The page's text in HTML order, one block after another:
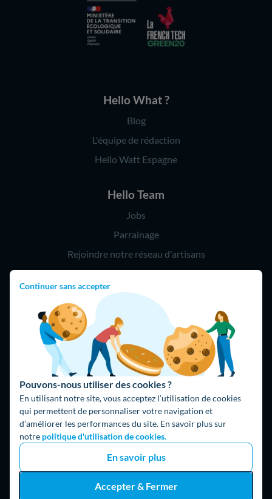
Continuer sans accepter
Pouvons-nous utiliser des cookies ?
En utilisant notre site, vous acceptez l’utilisation de cookies
qui permettent de personnaliser votre navigation et
d’améliorer les performances du site. En savoir plus sur
notre politique d'utilisation de cookies.
En savoir plus
Accepter & Fermer
Hello What ?
Blog
L'équipe de rédaction
Hello Watt Espagne
Hello Team
Jobs
Parrainage
Rejoindre notre réseau d'artisans
Hello !
09 75 18 60 60
(8h-21h)
75018 Paris
Fait avec ⚡ par Hello Watt
© 2026 Hello Watt |CGU|Mentions légales